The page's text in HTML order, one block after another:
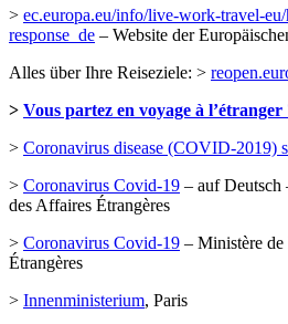
> ec.europa.eu/info/live-work-travel-
response_de – Website der
Alles über Ihre Reiseziele: >
> Vous partez en voyage à
> Coronavirus disease (COVID-2019)
> Coronavirus Covid-19 – auf Deutsch
des Affaires Étrangères
> Coronavirus Covid-19 – Ministère de
Étrangères
> Innenministerium, Paris